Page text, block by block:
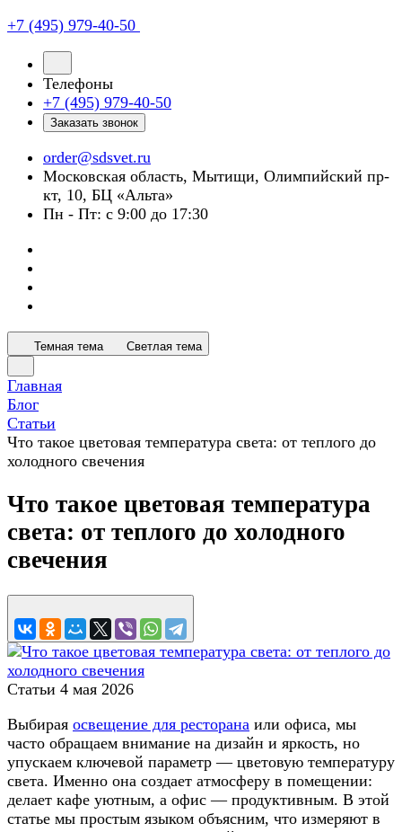
+7 (495) 979-40-50
Телефоны
+7 (495) 979-40-50
Заказать звонок
order@sdsvet.ru
Московская область, Мытищи, Олимпийский пр-
кт, 10, БЦ «Альта»
Пн - Пт: с 9:00 до 17:30
Темная тема Светлая тема
Главная
Блог
Статьи
Что такое цветовая температура света: от теплого до
холодного свечения
Что такое цветовая температура
света: от теплого до холодного
свечения
Статьи 4 мая 2026
Выбирая освещение для ресторана или офиса, мы
часто обращаем внимание на дизайн и яркость, но
упускаем ключевой параметр — цветовую температуру
света. Именно она создает атмосферу в помещении:
делает кафе уютным, а офис — продуктивным. В этой
статье мы простым языком объясним, что измеряют в